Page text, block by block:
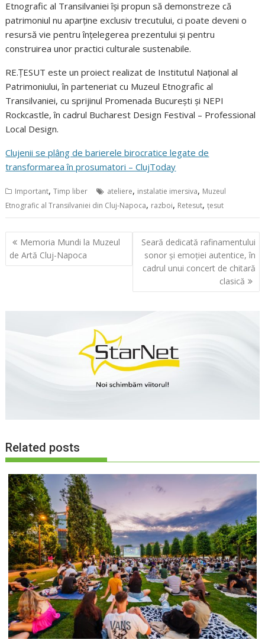
Etnografic al Transilvaniei își propun să demonstreze că
patrimoniul nu aparține exclusiv trecutului, ci poate deveni o
resursă vie pentru înțelegerea prezentului și pentru
construirea unor practici culturale sustenabile.
RE.ȚESUT este un proiect realizat de Institutul Național al
Patrimoniului, în parteneriat cu Muzeul Etnografic al
Transilvaniei, cu sprijinul Promenada București și NEPI
Rockcastle, în cadrul Bucharest Design Festival – Professional
Local Design.
Clujenii se plâng de barierele birocratice legate de
transformarea în prosumatori – ClujToday
Important,Timp liber ateliere, instalatie imersiva, Muzeul
Etnografic al Transilvaniei din Cluj-Napoca, razboi, Retesut,ţesut
Navigare
în
articole
Memoria Mundi la Muzeul
de Artă Cluj-Napoca
Seară dedicată rafinamentului
sonor și emoției autentice, în
cadrul unui concert de chitară
clasică
Related posts